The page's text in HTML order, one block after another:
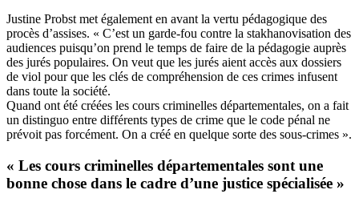
Justine Probst met également en avant la vertu pédagogique des
procès d’assises. « C’est un garde-fou contre la stakhanovisation des
audiences puisqu’on prend le temps de faire de la pédagogie auprès
des jurés populaires. On veut que les jurés aient accès aux dossiers
de viol pour que les clés de compréhension de ces crimes infusent
dans toute la société.
Quand ont été créées les cours criminelles départementales, on a fait
un distinguo entre différents types de crime que le code pénal ne
prévoit pas forcément. On a créé en quelque sorte des sous-crimes ».
« Les cours criminelles départementales sont une
bonne chose dans le cadre d’une justice spécialisée »